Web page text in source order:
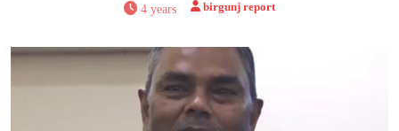
4 years birgunj report